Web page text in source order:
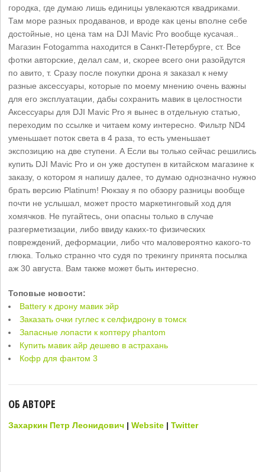
городка, где думаю лишь единицы увлекаются квадриками.
Там море разных продаванов, и вроде как цены вполне себе
достойные, но цена там на DJI Mavic Pro вообще кусачая..
Магазин Fotogamma находится в Санкт-Петербурге, ст. Все
фотки авторские, делал сам, и, скорее всего они разойдутся
по авито, т. Сразу после покупки дрона я заказал к нему
разные аксессуары, которые по моему мнению очень важны
для его эксплуатации, дабы сохранить мавик в целостности
Аксессуары для DJI Mavic Pro я вынес в отдельную статью,
переходим по ссылке и читаем кому интересно. Фильтр ND4
уменьшает поток света в 4 раза, то есть уменьшает
экспозицию на две ступени. А Если вы только сейчас решились
купить DJI Mavic Pro и он уже доступен в китайском магазине к
заказу, о котором я напишу далее, то думаю однозначно нужно
брать версию Platinum! Рюкзау я по обзору разницы вообще
почти не услышал, может просто маркетинговый ход для
хомячков. Не пугайтесь, они опасны только в случае
разгерметизации, либо ввиду каких-то физических
повреждений, деформации, либо что маловероятно какого-то
глюка. Только странно что судя по трекингу принята посылка
аж 30 августа. Вам также может быть интересно.
Топовые новости:
Battery к дрону мавик эйр
Заказать очки гуглес к селфидрону в томск
Запасные лопасти к коптеру phantom
Купить мавик айр дешево в астрахань
Кофр для фантом 3
ОБ АВТОРЕ
Захаркин Петр Леонидович |Website |Twitter